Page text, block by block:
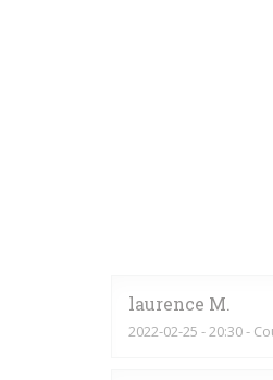
laurence M
2022-02-25 - 20:30 -